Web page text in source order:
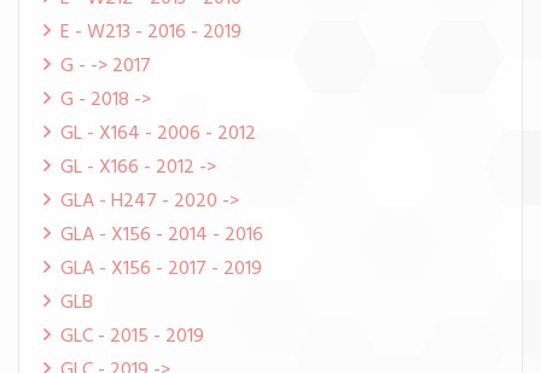
E - W213 - 2016 - 2019
G - -> 2017
G - 2018 ->
GL - X164 - 2006 - 2012
GL - X166 - 2012 ->
GLA - H247 - 2020 ->
GLA - X156 - 2014 - 2016
GLA - X156 - 2017 - 2019
GLB
GLC - 2015 - 2019